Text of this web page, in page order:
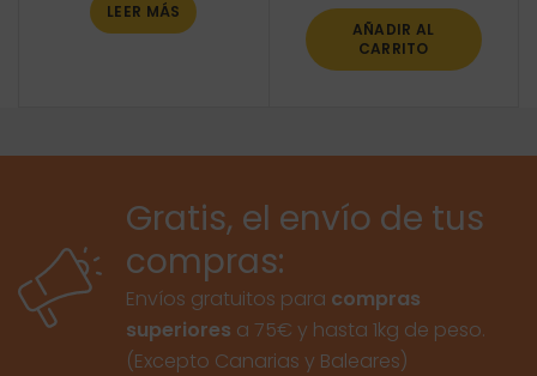
LEER MÁS
AÑADIR AL
CARRITO
Gratis, el envío de tus
compras:
Envíos gratuitos para compras
superiores a 75€ y hasta 1kg de peso.
(Excepto Canarias y Baleares)